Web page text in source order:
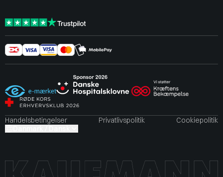
Handelsbetingelser Privatlivspolitik
Cookiepolitik